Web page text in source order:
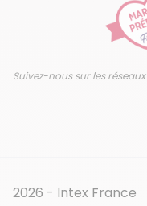
Suivez-nous sur les réseaux
2026 - Intex France